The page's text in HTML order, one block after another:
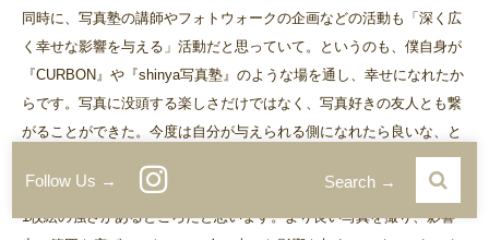
Follow Us → Search →
同時に、写真塾の講師やフォトウォークの企画などの活動も「深く広
く幸せな影響を与える」活動だと思っていて。というのも、僕自身が
『CURBON』や『shinya写真塾』のような場を通し、幸せになれたか
らです。写真に没頭する楽しさだけではなく、写真好きの友人とも繋
がることができた。今度は自分が与えられる側になれたら良いな、と
思いながら講師活動を続けています。僕自身の写真の特徴は、音楽や
ファッションといったカルチャー色を取り込んでいるところ、そして
1枚絵の強さがあるところだと思います。より良い写真を撮り、影響